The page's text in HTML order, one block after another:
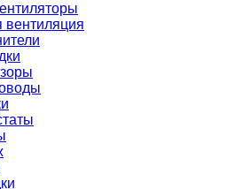
вентиляция